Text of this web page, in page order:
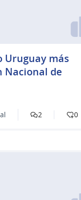
Uruguay más
Nacional de
2 0